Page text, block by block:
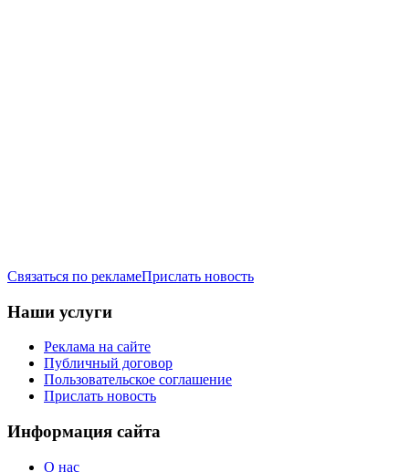
Связаться по рекламеПрислать новость
Наши услуги
Реклама на сайте
Публичный договор
Пользовательское соглашение
Прислать новость
Информация сайта
О нас